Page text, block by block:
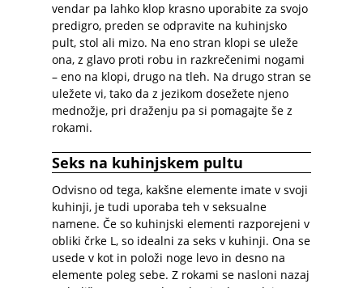
vendar pa lahko klop krasno uporabite za svojo
predigro, preden se odpravite na kuhinjsko
pult, stol ali mizo. Na eno stran klopi se uleže
ona, z glavo proti robu in razkrečenimi nogami
– eno na klopi, drugo na tleh. Na drugo stran se
uležete vi, tako da z jezikom dosežete njeno
mednožje, pri draženju pa si pomagajte še z
rokami.
Seks na kuhinjskem pultu
Odvisno od tega, kakšne elemente imate v svoji
kuhinji, je tudi uporaba teh v seksualne
namene. Če so kuhinjski elementi razporejeni v
obliki črke L, so idealni za seks v kuhinji. Ona se
usede v kot in položi noge levo in desno na
elemente poleg sebe. Z rokami se nasloni nazaj